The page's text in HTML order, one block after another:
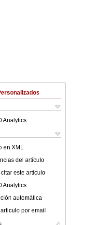
Analytics
en XML
del artículo
este artículo
Analytics
automática
por email